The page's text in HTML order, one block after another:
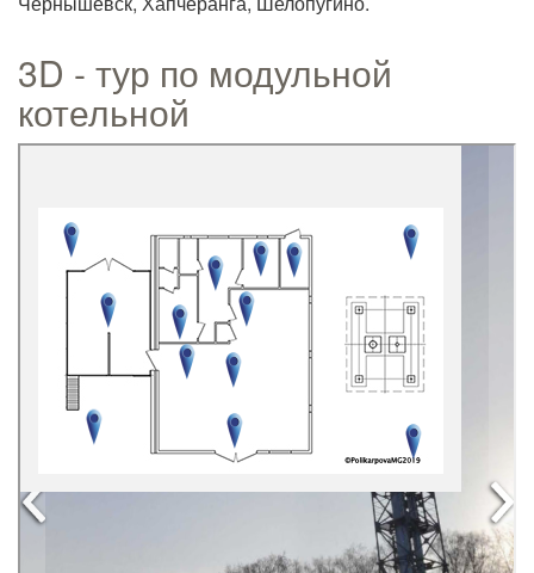
3D - тур по модульной
котельной